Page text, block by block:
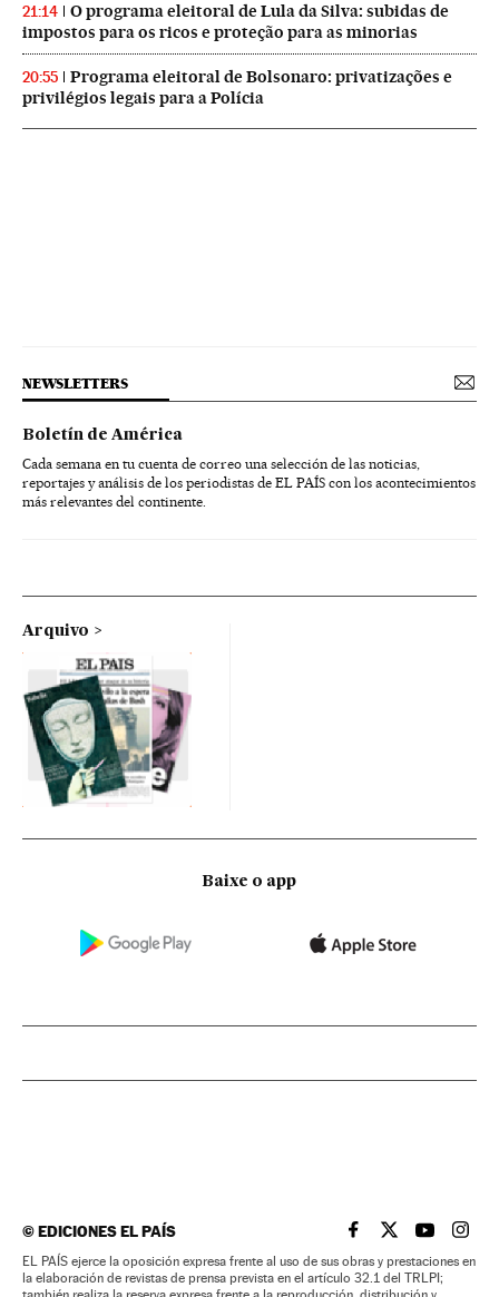
21:14
O programa eleitoral de Lula da Silva: subidas de
impostos para os ricos e proteção para as minorias
20:55
Programa eleitoral de Bolsonaro: privatizações e
privilégios legais para a Polícia
NEWSLETTERS
Boletín de América
Cada semana en tu cuenta de correo una selección de las noticias,
reportajes y análisis de los periodistas de EL PAÍS con los acontecimientos
más relevantes del continente.
Arquivo
Baixe o app
©EDICIONES EL PAÍS EL PAÍS BRASIL EN
EL PAÍSEL PAÍS
EL
EL PAÍS ejerce la oposición expresa frente al uso de sus obras y prestaciones en
la elaboración de revistas de prensa prevista en el artículo 32.1 del TRLPI;